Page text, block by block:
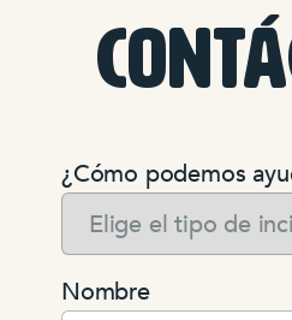
¿Cómo podemos
Nombre